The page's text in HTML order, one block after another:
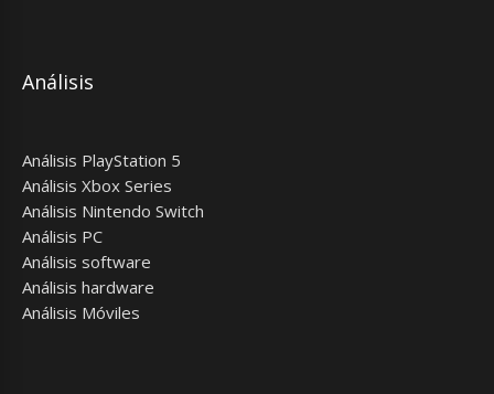
Análisis
Análisis PlayStation 5
Análisis Xbox Series
Análisis Nintendo Switch
Análisis PC
Análisis software
Análisis hardware
Análisis Móviles